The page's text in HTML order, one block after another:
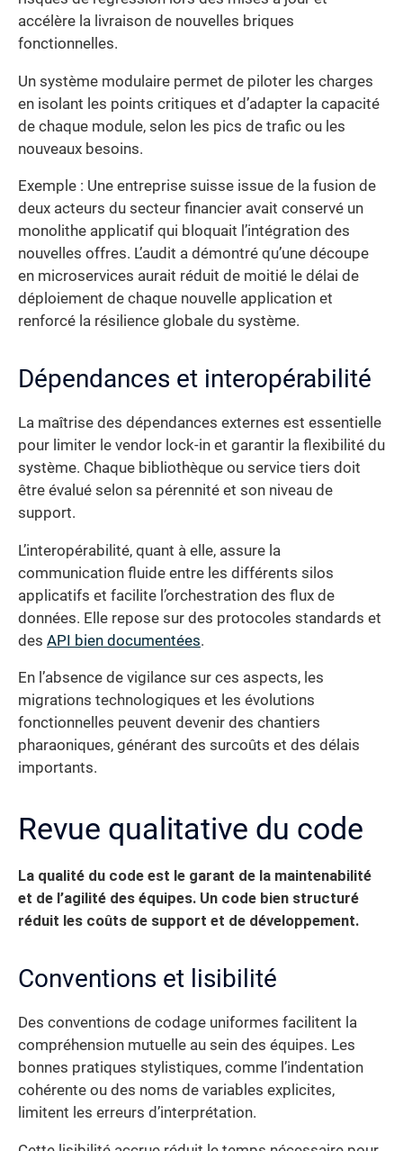
accélère la livraison de nouvelles briques
fonctionnelles.
Un système modulaire permet de piloter les charges
en isolant les points critiques et d’adapter la capacité
de chaque module, selon les pics de trafic ou les
nouveaux besoins.
Exemple : Une entreprise suisse issue de la fusion de
deux acteurs du secteur financier avait conservé un
monolithe applicatif qui bloquait l’intégration des
nouvelles offres. L’audit a démontré qu’une découpe
en microservices aurait réduit de moitié le délai de
déploiement de chaque nouvelle application et
renforcé la résilience globale du système.
Dépendances et interopérabilité
La maîtrise des dépendances externes est essentielle
pour limiter le vendor lock-in et garantir la flexibilité du
système. Chaque bibliothèque ou service tiers doit
être évalué selon sa pérennité et son niveau de
support.
L’interopérabilité, quant à elle, assure la
communication fluide entre les différents silos
applicatifs et facilite l’orchestration des flux de
données. Elle repose sur des protocoles standards et
des API bien documentées.
En l’absence de vigilance sur ces aspects, les
migrations technologiques et les évolutions
fonctionnelles peuvent devenir des chantiers
pharaoniques, générant des surcoûts et des délais
importants.
Revue qualitative du code
La qualité du code est le garant de la maintenabilité
et de l’agilité des équipes. Un code bien structuré
réduit les coûts de support et de développement.
Conventions et lisibilité
Des conventions de codage uniformes facilitent la
compréhension mutuelle au sein des équipes. Les
bonnes pratiques stylistiques, comme l’indentation
cohérente ou des noms de variables explicites,
limitent les erreurs d’interprétation.